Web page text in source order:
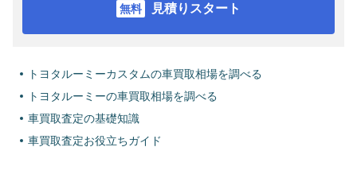
見積りスタート
トヨタルーミーカスタムの車買取相場を調べる
トヨタルーミーの車買取相場を調べる
車買取査定の基礎知識
車買取査定お役立ちガイド